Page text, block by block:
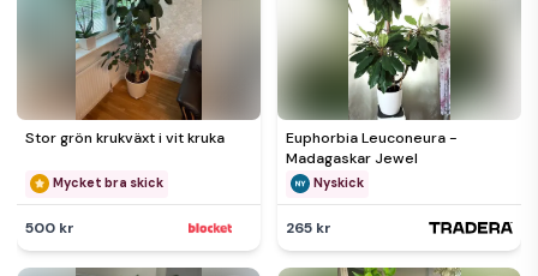
Stor grön krukväxt i vit kruka
Mycket bra skick
500 kr
Euphorbia Leuconeura -
Madagaskar Jewel
Nyskick
265 kr